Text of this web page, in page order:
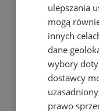
ulepszania
mogą
innych
dane
wybory
dostawcy
prawo